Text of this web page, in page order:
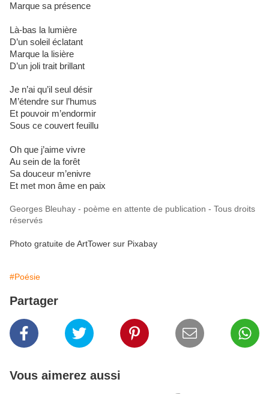
Marque sa présence
Là-bas la lumière
D’un soleil éclatant
Marque la lisière
D’un joli trait brillant
Je n’ai qu’il seul désir
M’étendre sur l’humus
Et pouvoir m’endormir
Sous ce couvert feuillu
Oh que j’aime vivre
Au sein de la forêt
Sa douceur m’enivre
Et met mon âme en paix
Georges Bleuhay - poème en attente de publication - Tous droits
réservés
Photo gratuite de ArtTower sur Pixabay
#Poésie
Partager
Vous aimerez aussi